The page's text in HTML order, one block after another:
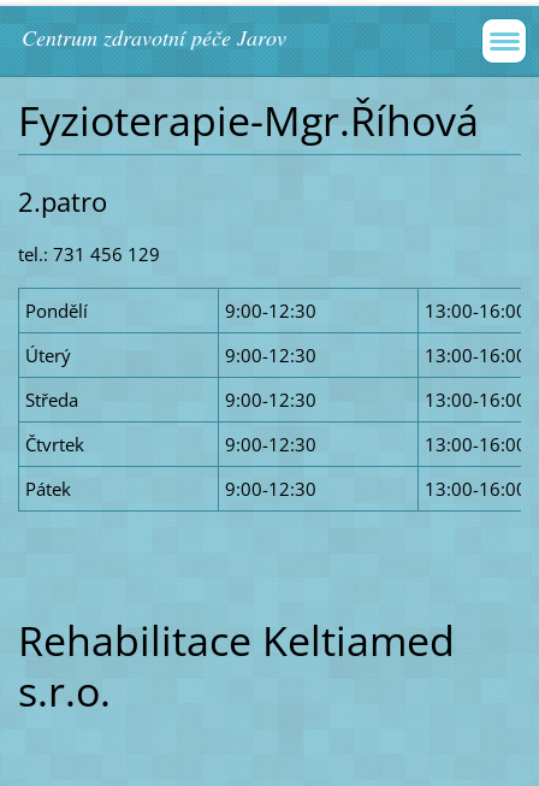
Centrum zdravotní péče Jarov
Fyzioterapie-Mgr.Říhová
2.patro
tel.: 731 456 129
Pondělí 9:00-12:30
13:00-16:00
Úterý
9:00-12:30
13:00-16:00
Středa
9:00-12:30
13:00-16:00
Čtvrtek
9:00-12:30
13:00-16:00
Pátek
9:00-12:30 13:00-16:00
Rehabilitace Keltiamed
s.r.o.